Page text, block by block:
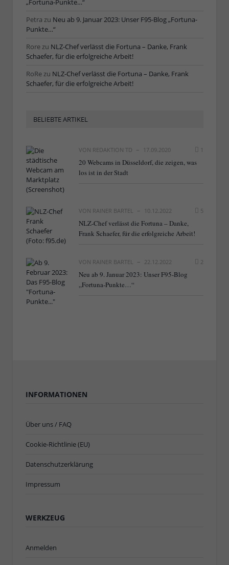
Petra zu Neu ab 9. Januar 2023: Unser F95-Blog „Fortuna-
Punkte…“
Rore zu NLZ-Chef verlässt die Fortuna – Danke, Frank
Schaefer, für die erfolgreiche Arbeit!
RoRe zu NLZ-Chef verlässt die Fortuna – Danke, Frank
Schaefer, für die erfolgreiche Arbeit!
BELIEBTE ARTIKEL
VON REDAKTION TD 17.09.2020 1
20 Webcams in Düsseldorf, die zeigen, was
los ist in der Stadt
VON RAINER BARTEL 10.12.2022 5
NLZ-Chef verlässt die Fortuna – Danke,
Frank Schaefer, für die erfolgreiche Arbeit!
VON RAINER BARTEL 22.12.2022 2
Neu ab 9. Januar 2023: Unser F95-Blog
„Fortuna-Punkte…“
INFORMATIONEN
Über uns / FAQ
Cookie-Richtlinie (EU)
Datenschutzerklärung
Impressum
WERKZEUG
Anmelden